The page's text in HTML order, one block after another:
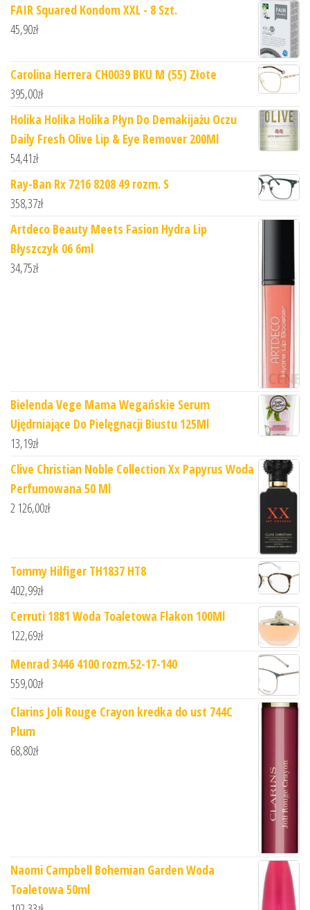
FAIR Squared Kondom XXL - 8 Szt.
45,90zł
Carolina Herrera CH0039 BKU M (55) Złote
395,00zł
Holika Holika Holika Płyn Do Demakijażu Oczu
Daily Fresh Olive Lip & Eye Remover 200Ml
54,41zł
Ray-Ban Rx 7216 8208 49 rozm. S
358,37zł
Artdeco Beauty Meets Fasion Hydra Lip
Błyszczyk 06 6ml
34,75zł
Bielenda Vege Mama Wegańskie Serum
Ujędrniające Do Pielęgnacji Biustu 125Ml
13,19zł
Clive Christian Noble Collection Xx Papyrus Woda
Perfumowana 50 Ml
2 126,00zł
Tommy Hilfiger TH1837 HT8
402,99zł
Cerruti 1881 Woda Toaletowa Flakon 100Ml
122,69zł
Menrad 3446 4100 rozm.52-17-140
559,00zł
Clarins Joli Rouge Crayon kredka do ust 744C
Plum
68,80zł
Naomi Campbell Bohemian Garden Woda
Toaletowa 50ml